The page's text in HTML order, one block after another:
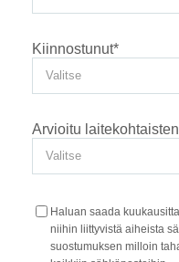
Kiinnostunut*
Arvioitu
Haluan saada
niihin liittyvistä aiheista
suostumuksen milloin